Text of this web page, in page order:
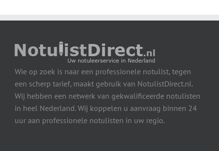
Wie op zoek is naar een professionele notulist, tegen
een scherp tarief, maakt gebruik van NotulistDirect.nl.
Wij hebben een netwerk van gekwalificeerde notulisten
in heel Nederland. Wij koppelen u aanvraag binnen 24
uur aan professionele notulisten in uw regio.